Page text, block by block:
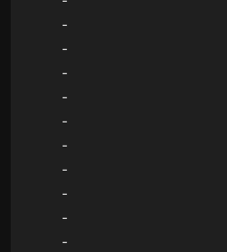
-
-
-
-
-
-
-
-
-
-